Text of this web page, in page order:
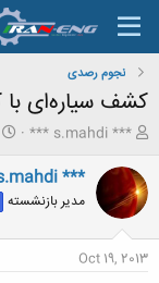
نجوم رصدی
کشف سیاره‌ای با
ش
و
ع
ک
*** s.mahdi ***
***
مدیر بازنشسته
Oct 19, 2013